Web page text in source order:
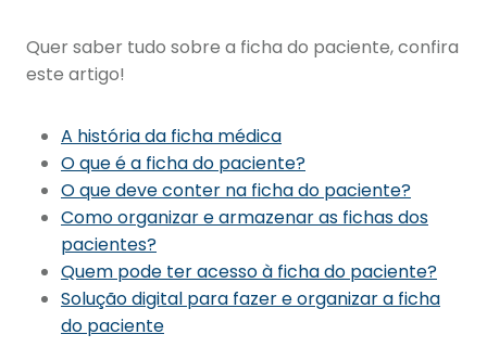
Quer saber tudo sobre a ficha do paciente, confira
este artigo!
A história da ficha médica
O que é a ficha do paciente?
O que deve conter na ficha do paciente?
Como organizar e armazenar as fichas dos
pacientes?
Quem pode ter acesso à ficha do paciente?
Solução digital para fazer e organizar a ficha
do paciente